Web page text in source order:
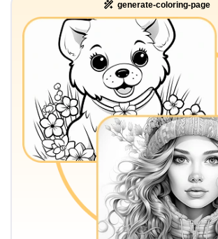
generate-coloring-page